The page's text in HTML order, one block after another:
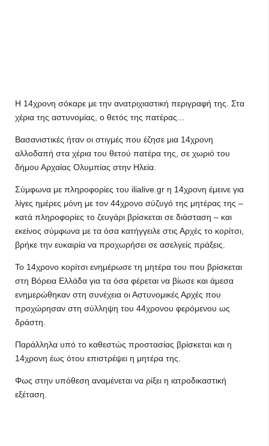
Η 14χρονη σόκαρε με την ανατριχιαστική περιγραφή της. Στα
χέρια της αστυνομίας, ο θετός της πατέρας...
Βασανιστικές ήταν οι στιγμές που έζησε μια 14χρονη
αλλοδαπή στα χέρια του θετού πατέρα της, σε χωριό του
δήμου Αρχαίας Ολυμπίας στην Ηλεία.
Σύμφωνα με πληροφορίες του ilialive.gr η 14χρονη έμεινε για
λίγες ημέρες μόνη με τον 44χρονο σύζυγό της μητέρας της –
κατά πληροφορίες το ζευγάρι βρίσκεται σε διάσταση – και
εκείνος σύμφωνα με τα όσα κατήγγειλε στις Αρχές το κορίτσι,
βρήκε την ευκαιρία να προχωρήσει σε ασελγείς πράξεις.
Το 14χρονο κορίτσι ενημέρωσε τη μητέρα του που βρίσκεται
στη Βόρεια Ελλάδα για τα όσα φέρεται να βίωσε και άμεσα
ενημερώθηκαν στη συνέχεια οι Αστυνομικές Αρχές που
προχώρησαν στη σύλληψη του 44χρονου φερόμενου ως
δράστη.
Παράλληλα υπό το καθεστώς προστασίας βρίσκεται και η
14χρονη έως ότου επιστρέψει η μητέρα της.
Φως στην υπόθεση αναμένεται να ρίξει η ιατροδικαστική
εξέταση.